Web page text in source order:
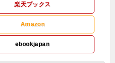
楽天ブックス
Amazon
ebookjapan